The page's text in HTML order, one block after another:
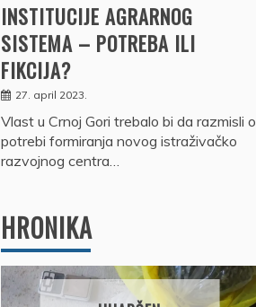
INSTITUCIJE AGRARNOG
SISTEMA – POTREBA ILI
FIKCIJA?
27. april 2023.
Vlast u Crnoj Gori trebalo bi da razmisli o
potrebi formiranja novog istraživačko
razvojnog centra…
HRONIKA